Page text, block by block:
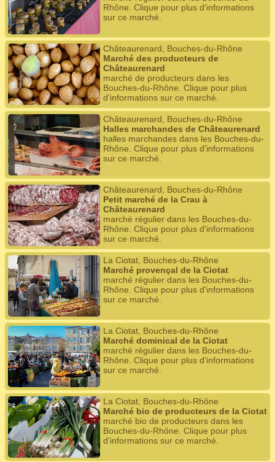
Rhône. Clique pour plus d'informations
sur ce marché.
Châteaurenard, Bouches-du-Rhône
Marché des producteurs de
Châteaurenard
marché de producteurs dans les
Bouches-du-Rhône. Clique pour plus
d'informations sur ce marché.
Châteaurenard, Bouches-du-Rhône
Halles marchandes de Châteaurenard
halles marchandes dans les Bouches-du-
Rhône. Clique pour plus d'informations
sur ce marché.
Châteaurenard, Bouches-du-Rhône
Petit marché de la Crau à
Châteaurenard
marché régulier dans les Bouches-du-
Rhône. Clique pour plus d'informations
sur ce marché.
La Ciotat, Bouches-du-Rhône
Marché provençal de la Ciotat
marché régulier dans les Bouches-du-
Rhône. Clique pour plus d'informations
sur ce marché.
La Ciotat, Bouches-du-Rhône
Marché dominical de la Ciotat
marché régulier dans les Bouches-du-
Rhône. Clique pour plus d'informations
sur ce marché.
La Ciotat, Bouches-du-Rhône
Marché bio de producteurs de la Ciotat
marché bio de producteurs dans les
Bouches-du-Rhône. Clique pour plus
d'informations sur ce marché.